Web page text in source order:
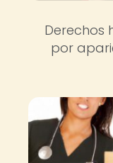
Derechos
por